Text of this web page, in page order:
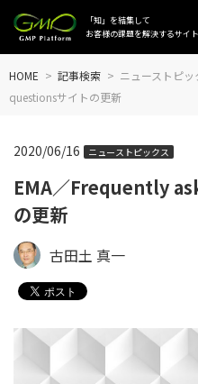
「知」を結集して
お客様の課題を解決するサイト
HOME 記事検索 ニューストピッ
questionsサイトの更新
EMA／Frequently
の更新
2020/06/16 ニューストピックス
古田土 真一